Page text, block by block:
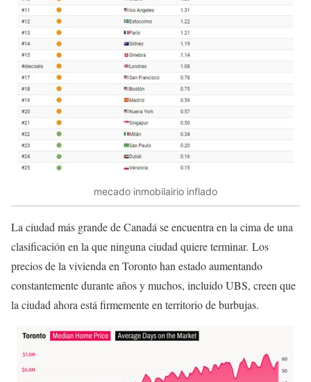
mecado inmobilairio inflado
La ciudad más grande de Canadá se encuentra en la cima de una
clasificación en la que ninguna ciudad quiere terminar. Los
precios de la vivienda en Toronto han estado aumentando
constantemente durante años y muchos, incluido UBS, creen que
la ciudad ahora está firmemente en territorio de burbujas.